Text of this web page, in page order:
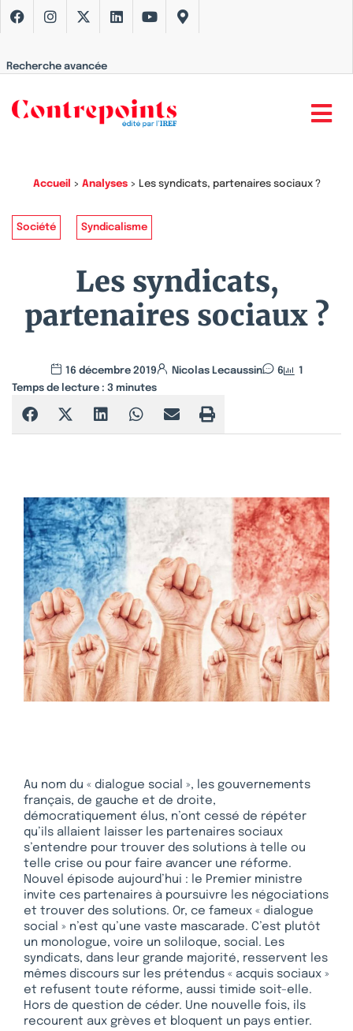
Recherche avancée
Accueil > Analyses> Les syndicats, partenaires sociaux ?
Société Syndicalisme
Les syndicats,
partenaires sociaux ?
16 décembre 2019 Nicolas Lecaussin 6
1
Temps de lecture : 3 minutes
Au nom du « dialogue social », les gouvernements
français, de gauche et de droite,
démocratiquement élus, n’ont cessé de répéter
qu’ils allaient laisser les partenaires sociaux
s’entendre pour trouver des solutions à telle ou
telle crise ou pour faire avancer une réforme.
Nouvel épisode aujourd’hui : le Premier ministre
invite ces partenaires à poursuivre les négociations
et trouver des solutions. Or, ce fameux « dialogue
social » n’est qu’une vaste mascarade. C’est plutôt
un monologue, voire un soliloque, social. Les
syndicats, dans leur grande majorité, resservent les
mêmes discours sur les prétendus « acquis sociaux »
et refusent toute réforme, aussi timide soit-elle.
Hors de question de céder. Une nouvelle fois, ils
recourent aux grèves et bloquent un pays entier.